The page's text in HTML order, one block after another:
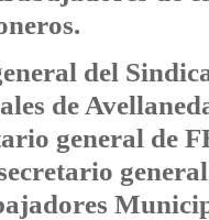
del
de
general de